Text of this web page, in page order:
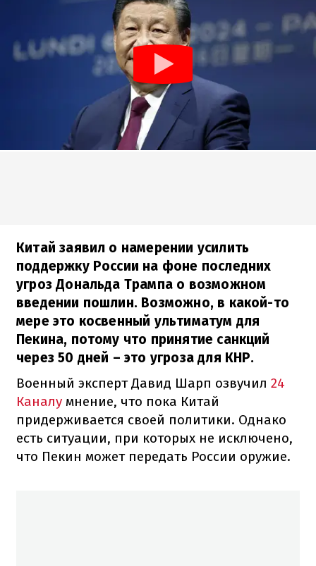
Китай заявил о намерении усилить
поддержку России на фоне последних
угроз Дональда Трампа о возможном
введении пошлин. Возможно, в какой-то
мере это косвенный ультиматум для
Пекина, потому что принятие санкций
через 50 дней – это угроза для КНР.
Военный эксперт Давид Шарп озвучил 24
Каналу мнение, что пока Китай
придерживается своей политики. Однако
есть ситуации, при которых не исключено,
что Пекин может передать России оружие.